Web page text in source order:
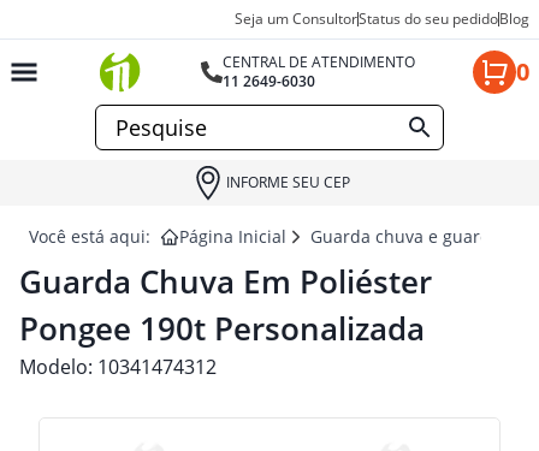
Seja um ConsultorStatus do seu pedidoBlog
CENTRAL DE ATENDIMENTO
11 2649-6030
0
INFORME SEU CEP
Você está aqui: Página Inicial Guarda chuva e guarda sol
Guarda Chuva Em Poliéster
Pongee 190t Personalizada
Modelo: 10341474312